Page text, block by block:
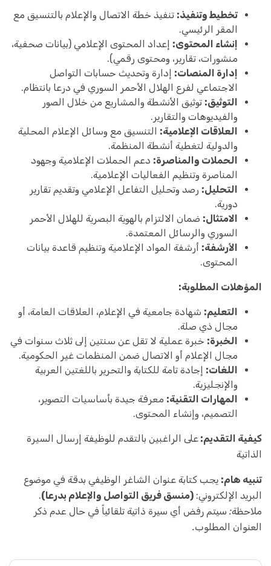
تخطيط وتنفيذ: تنفيذ خطة الاتصال والإعلام بالتنسيق مع
المقر الرئيسي.
إنشاء المحتوى: إعداد المحتوى الإعلامي (بيانات صحفية،
منشورات، تقارير، ومحتوى رقمي).
إدارة المنصات: إدارة وتحديث حسابات التواصل
الاجتماعي لفرع الهلال الأحمر السوري في درعا بانتظام.
التوثيق: توثيق الأنشطة والمشاريع من خلال الصور
والفيديوهات والتقارير.
العلاقات الإعلامية: التنسيق مع وسائل الإعلام المحلية
والدولية لتغطية أنشطة المنظمة.
الحملات والمناصرة: دعم الحملات الإعلامية وجهود
المناصرة وتنظيم الفعاليات الإعلامية.
التحليل: رصد وتحليل التفاعل الإعلامي وتقديم تقارير
دورية.
الامتثال: ضمان الالتزام بالهوية البصرية للهلال الأحمر
السوري والرسائل المعتمدة.
الأرشفة: أرشفة المواد الإعلامية وتنظيم قاعدة بيانات
المحتوى.
المؤهلات المطلوبة:
التعليم: شهادة جامعية في الإعلام، العلاقات العامة، أو
مجال ذي صلة.
الخبرة: خبرة عملية لا تقل عن سنتين إلى ثلاث سنوات في
مجال الإعلام أو الاتصال ضمن المنظمات غير الحكومية.
اللغات: إجادة تامة للكتابة والتحرير باللغتين العربية
والإنجليزية.
المهارات التقنية: معرفة جيدة بأساسيات التصوير،
التصميم، وإنشاء المحتوى.
كيفية التقديم: على الراغبين بالتقدم للوظيفة إرسال السيرة
الذاتية
تنبيه هام: يجب كتابة عنوان الشاغر الوظيفي بدقة في موضوع
البريد الإلكتروني: (منسق فريق التواصل والإعلام بدرعا).
ملاحظة: سيتم رفض أي سيرة ذاتية تلقائياً في حال عدم ذكر
العنوان المطلوب.